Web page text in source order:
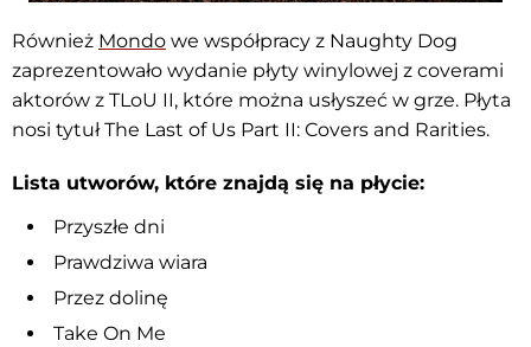
Również Mondo we współpracy z Naughty Dog
zaprezentowało wydanie płyty winylowej z coverami
aktorów z TLoU II, które można usłyszeć w grze. Płyta
nosi tytuł The Last of Us Part II: Covers and Rarities.
Lista utworów, które znajdą się na płycie:
Przyszłe dni
Prawdziwa wiara
Przez dolinę
Take On Me